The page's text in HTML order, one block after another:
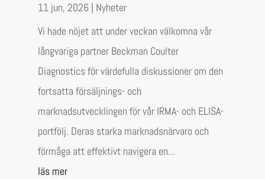
11 jun, 2026| Nyheter
Vi hade nöjet att under veckan välkomna vår
långvariga partner Beckman Coulter
Diagnostics för värdefulla diskussioner om den
fortsatta försäljnings- och
marknadsutvecklingen för vår IRMA- och ELISA-
portfölj. Deras starka marknadsnärvaro och
förmåga att effektivt navigera en...
läs mer